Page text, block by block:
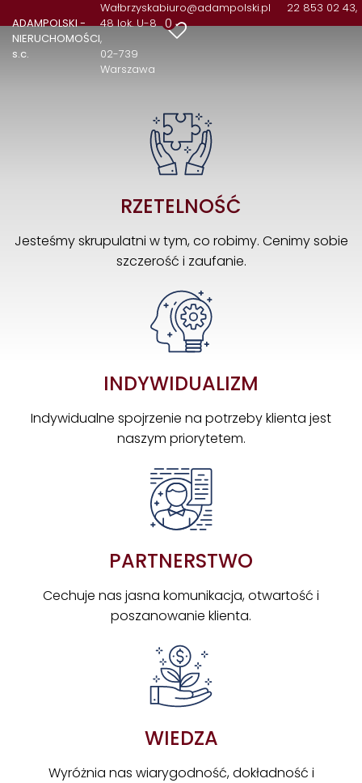
ADAMPOLSKI -
NIERUCHOMOŚCI
s.c.
Wałbrzyska
48 lok. U-8
02-739
Warszawa
biuro@adampolski.pl 22 853 02 43,
0
RZETELNOŚĆ
Jesteśmy skrupulatni w tym, co robimy. Cenimy sobie
szczerość i zaufanie.
INDYWIDUALIZM
Indywidualne spojrzenie na potrzeby klienta jest
naszym priorytetem.
PARTNERSTWO
Cechuje nas jasna komunikacja, otwartość i
poszanowanie klienta.
WIEDZA
Wyróżnia nas wiarygodność, dokładność i